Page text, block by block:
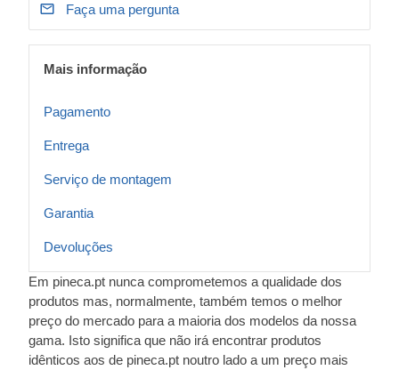
Faça uma pergunta
Mais informação
Pagamento
Entrega
Serviço de montagem
Garantia
Devoluções
Em pineca.pt nunca comprometemos a qualidade dos
produtos mas, normalmente, também temos o melhor
preço do mercado para a maioria dos modelos da nossa
gama. Isto significa que não irá encontrar produtos
idênticos aos de pineca.pt noutro lado a um preço mais